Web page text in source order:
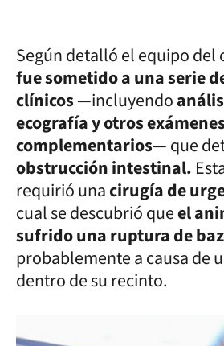
Según detalló el equipo del
fue sometido a una serie
clínicos—incluyendo
ecografía y otros exámenes
complementarios— que
obstrucción intestinal.
requirió unacirugía de
cual se descubrió queel
sufrido una ruptura de
probablemente a causa de
dentro de su recinto.